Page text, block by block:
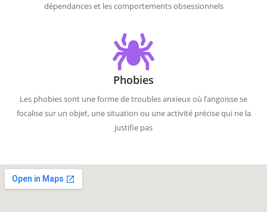
dépendances et les comportements obsessionnels
Phobies
Les phobies sont une forme de troubles anxieux où l’angoisse se
focalise sur un objet, une situation ou une activité précise qui ne la
justifie pas